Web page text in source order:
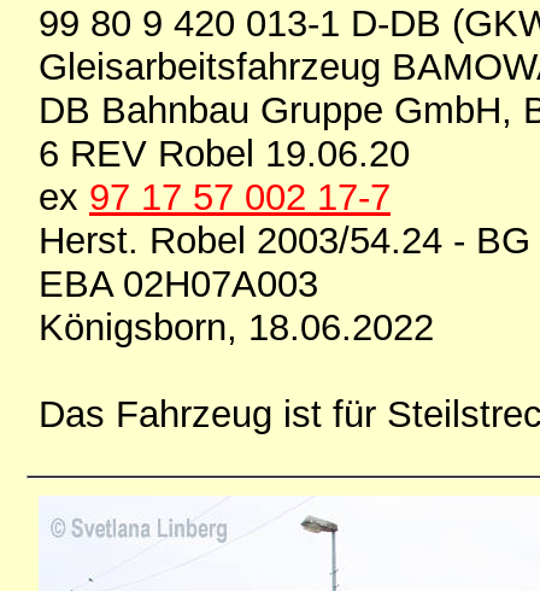
99 80 9 420 013-1 D-DB
Gleisarbeitsfahrzeug
DB Bahnbau Gruppe GmbH,
6 REV Robel 19.06.20
ex 97 17 57 002 17-7
Herst. Robel 2003/54.24 - BG
EBA 02H07A003
Königsborn, 18.06.2022
Das Fahrzeug ist für